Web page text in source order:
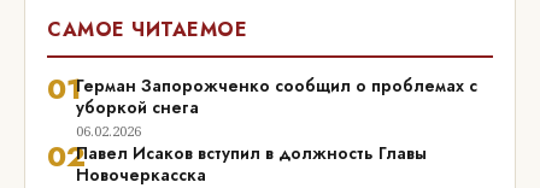
САМОЕ ЧИТАЕМОЕ
01Герман Запорожченко сообщил о проблемах с
уборкой снега
06.02.2026
02Павел Исаков вступил в должность Главы
Новочеркасска